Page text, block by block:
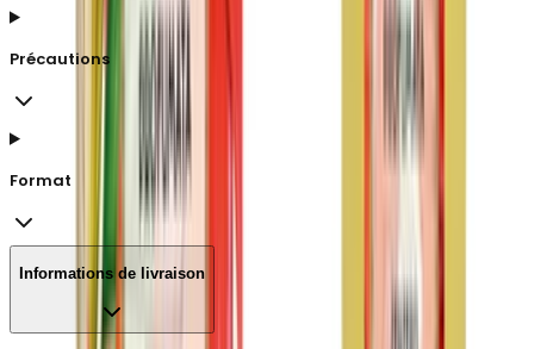
Précautions
Format
Informations de livraison